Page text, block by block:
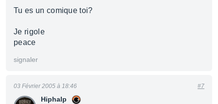
Tu es un comique toi?
Je rigole
peace
signaler
Hiphalp
03 Février 2005 à 18:46 #7